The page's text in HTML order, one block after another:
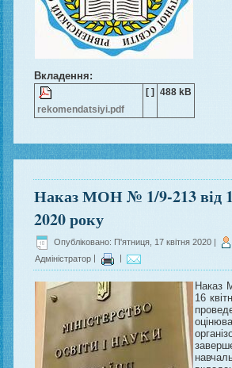
Вкладення:
rekomendatsiyi.pdf
[ ] 488 kB
Наказ МОН № 1/9-213 від
2020 року
Опубліковано: П'ятниця, 17 квітня 2020 |
Адміністратор
Наказ
16